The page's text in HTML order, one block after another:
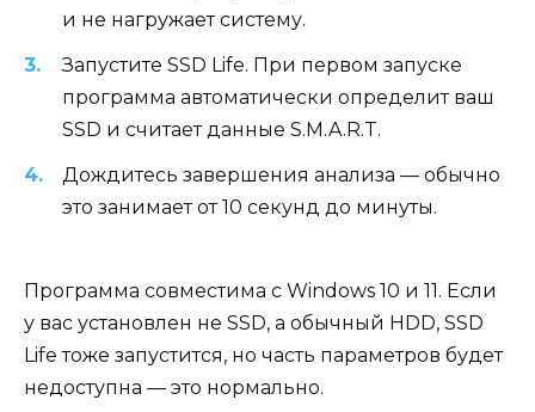
и не нагружает систему.
Запустите SSD Life. При первом запуске
программа автоматически определит ваш
SSD и считает данные S.M.A.R.T.
Дождитесь завершения анализа — обычно
это занимает от 10 секунд до минуты.
Программа совместима с Windows 10 и 11. Если
у вас установлен не SSD, а обычный HDD, SSD
Life тоже запустится, но часть параметров будет
недоступна — это нормально.